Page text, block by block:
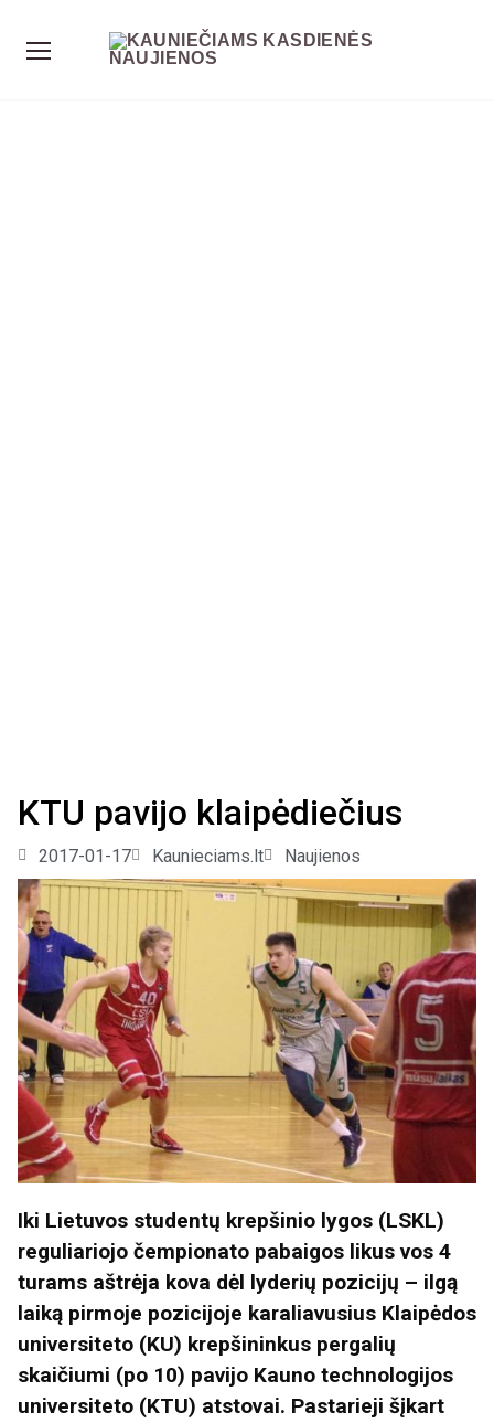
KTU pavijo klaipėdiečius
2017-01-17 Kaunieciams.lt Naujienos
Iki Lietuvos studentų krepšinio lygos (LSKL)
reguliariojo čempionato pabaigos likus vos 4
turams aštrėja kova dėl lyderių pozicijų – ilgą
laiką pirmoje pozicijoje karaliavusius Klaipėdos
universiteto (KU) krepšininkus pergalių
skaičiumi (po 10) pavijo Kauno technologijos
universiteto (KTU) atstovai. Pastarieji šįkart